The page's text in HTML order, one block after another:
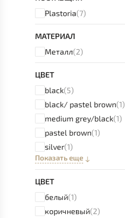
Plastoria(7)
МАТЕРИАЛ
Металл(2)
ЦВЕТ
black(5)
black/ pastel brown(1)
medium grey/black(1)
pastel brown(1)
silver(1)
Показать еще
ЦВЕТ
белый(1)
коричневый(2)